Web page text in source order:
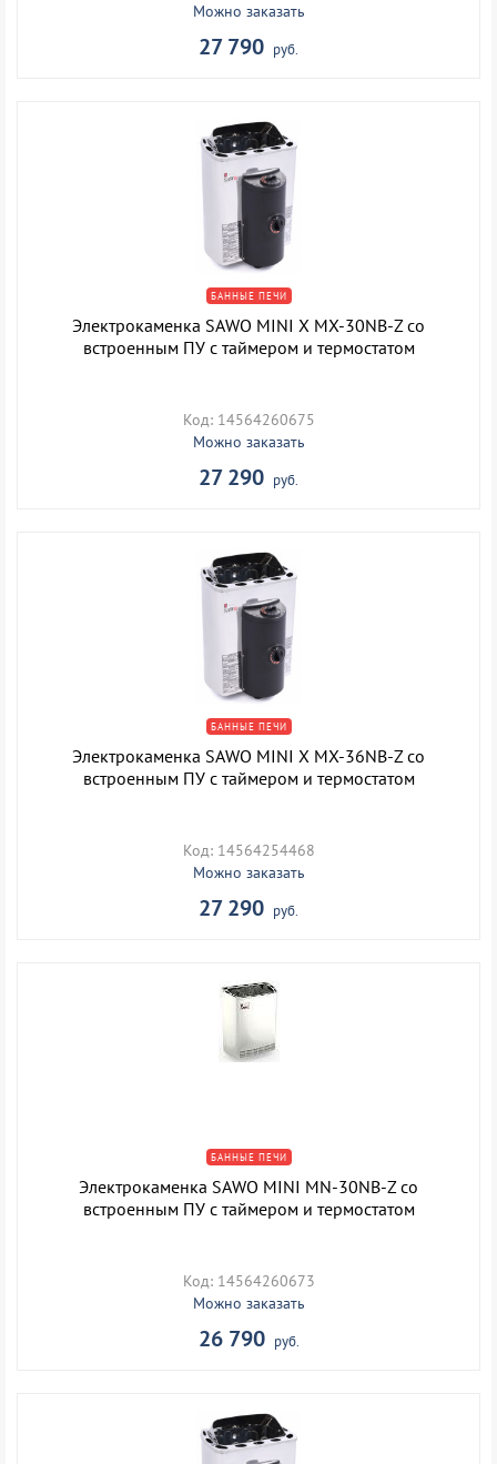
Можно заказать
27 790 руб.
БАННЫЕ ПЕЧИ
Электрокаменка SAWO MINI X MX-30NB-Z со
встроенным ПУ с таймером и термостатом
Код: 14564260675
Можно заказать
27 290 руб.
БАННЫЕ ПЕЧИ
Электрокаменка SAWO MINI X MX-36NB-Z со
встроенным ПУ с таймером и термостатом
Код: 14564254468
Можно заказать
27 290 руб.
БАННЫЕ ПЕЧИ
Электрокаменка SAWO MINI MN-30NB-Z со
встроенным ПУ с таймером и термостатом
Код: 14564260673
Можно заказать
26 790 руб.